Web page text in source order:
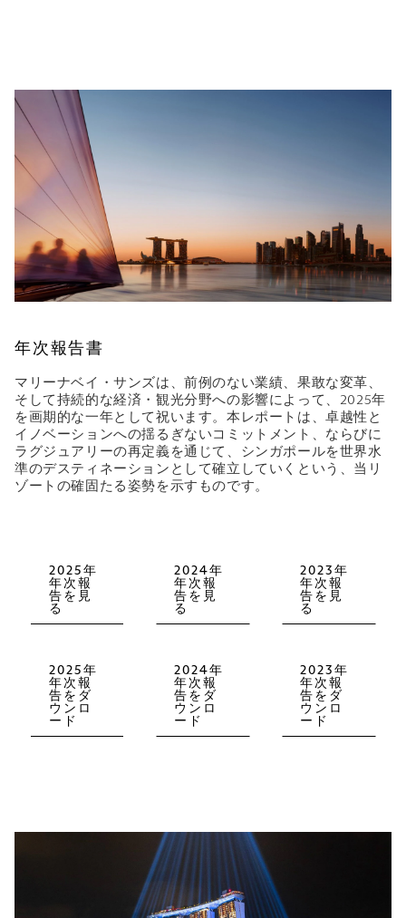
年次報告書
マリーナベイ・サンズは、前例のない業績、果敢な変革、
そして持続的な経済・観光分野への影響によって、2025年
を画期的な一年として祝います。本レポートは、卓越性と
イノベーションへの揺るぎないコミットメント、ならびに
ラグジュアリーの再定義を通じて、シンガポールを世界水
準のデスティネーションとして確立していくという、当リ
ゾートの確固たる姿勢を示すものです。
2025年
年次報
告を見
る
2025年
年次報
告をダ
ウンロ
ード
2024年
年次報
告を見
る
2024年
年次報
告をダ
ウンロ
ード
2023年
年次報
告を見
る
2023年
年次報
告をダ
ウンロ
ード